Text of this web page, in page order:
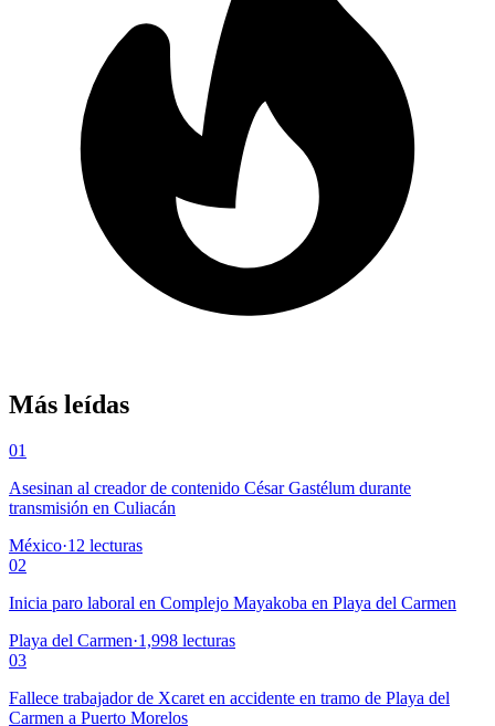
Más leídas
01
Asesinan al creador de contenido César Gastélum durante
transmisión en Culiacán
México·12 lecturas
02
Inicia paro laboral en Complejo Mayakoba en Playa del Carmen
Playa del Carmen·1,998 lecturas
03
Fallece trabajador de Xcaret en accidente en tramo de Playa del
Carmen a Puerto Morelos